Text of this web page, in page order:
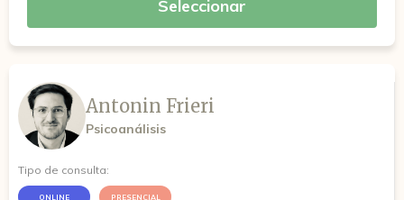
Seleccionar
Antonin Frieri
Psicoanálisis
Tipo de consulta:
ONLINE PRESENCIAL